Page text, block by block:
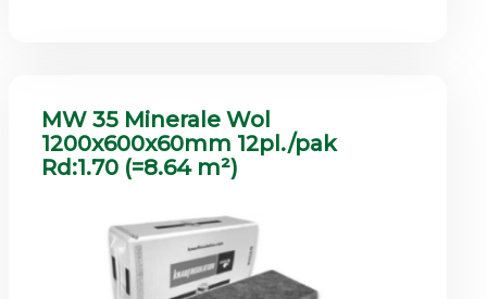
MW 35 Minerale Wol
1200x600x60mm 12pl./pak
Rd:1.70 (=8.64 m²)